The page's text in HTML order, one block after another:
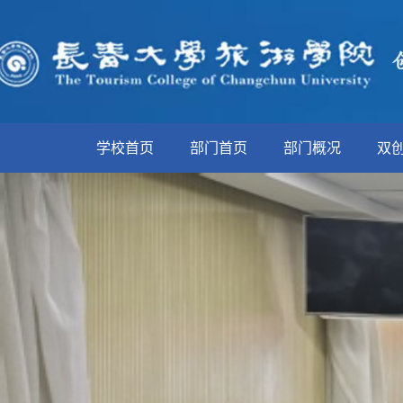
学校首页 部门首页 部门概况 双